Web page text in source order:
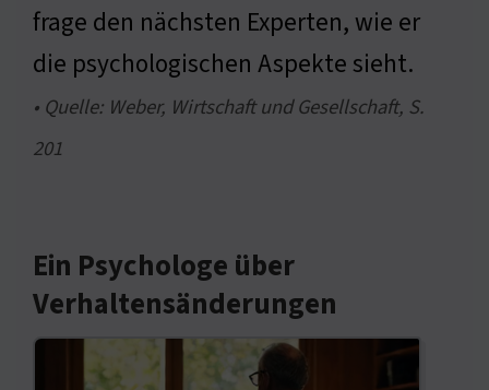
frage den nächsten Experten, wie er
die psychologischen Aspekte sieht.
• Quelle: Weber, Wirtschaft und Gesellschaft, S.
201
Ein Psychologe über
Verhaltensänderungen